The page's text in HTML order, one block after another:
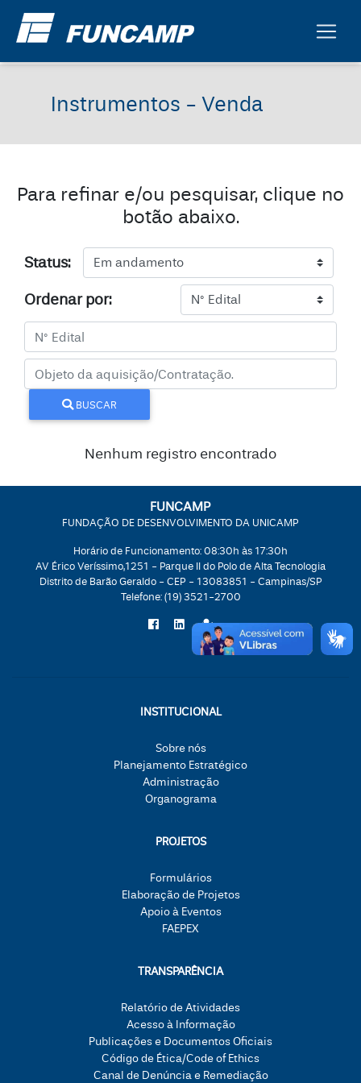
Instrumentos - Venda
Para refinar e/ou pesquisar, clique no
botão abaixo.
Status:
Ordenar por:
BUSCAR
Nenhum registro encontrado
FUNCAMP
FUNDAÇÃO DE DESENVOLVIMENTO DA UNICAMP
Horário de Funcionamento: 08:30h às 17:30h
AV Érico Veríssimo,1251 - Parque II do Polo de Alta Tecnologia
Distrito de Barão Geraldo - CEP - 13083851 - Campinas/SP
Telefone: (19) 3521-2700
INSTITUCIONAL
Sobre nós
Planejamento Estratégico
Administração
Organograma
PROJETOS
Formulários
Elaboração de Projetos
Apoio à Eventos
FAEPEX
TRANSPARÊNCIA
Relatório de Atividades
Acesso à Informação
Publicações e Documentos Oficiais
Código de Ética/Code of Ethics
Canal de Denúncia e Remediação